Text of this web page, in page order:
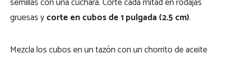
gruesas ycorte en cubos de 1 pulgada (2.5 cm).
Mezcla los cubos en un tazón con un chorrito de aceite